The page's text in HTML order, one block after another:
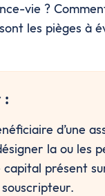
vie ?
les pièges à
:
d’une
la ou les
capital présent